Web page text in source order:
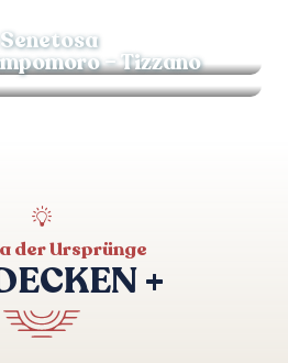
– Tizzano
der Ursprünge
+
durch authentische